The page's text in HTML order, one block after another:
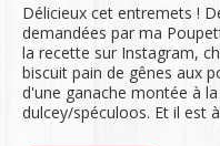
Délicieux cet entremets !
demandées par ma
la recette sur Instagram,
biscuit pain de gênes aux
d'une ganache montée à
dulcey/spéculoos. Et il est